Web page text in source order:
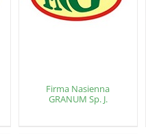
Firma Nasienna
GRANUM Sp. J.